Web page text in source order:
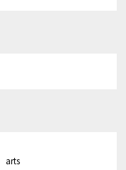
arts